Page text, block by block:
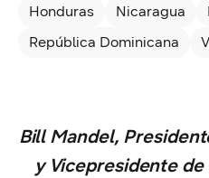
Honduras
Nicaragua
República Dominicana
Bill Mandel,
y Vicepresidente